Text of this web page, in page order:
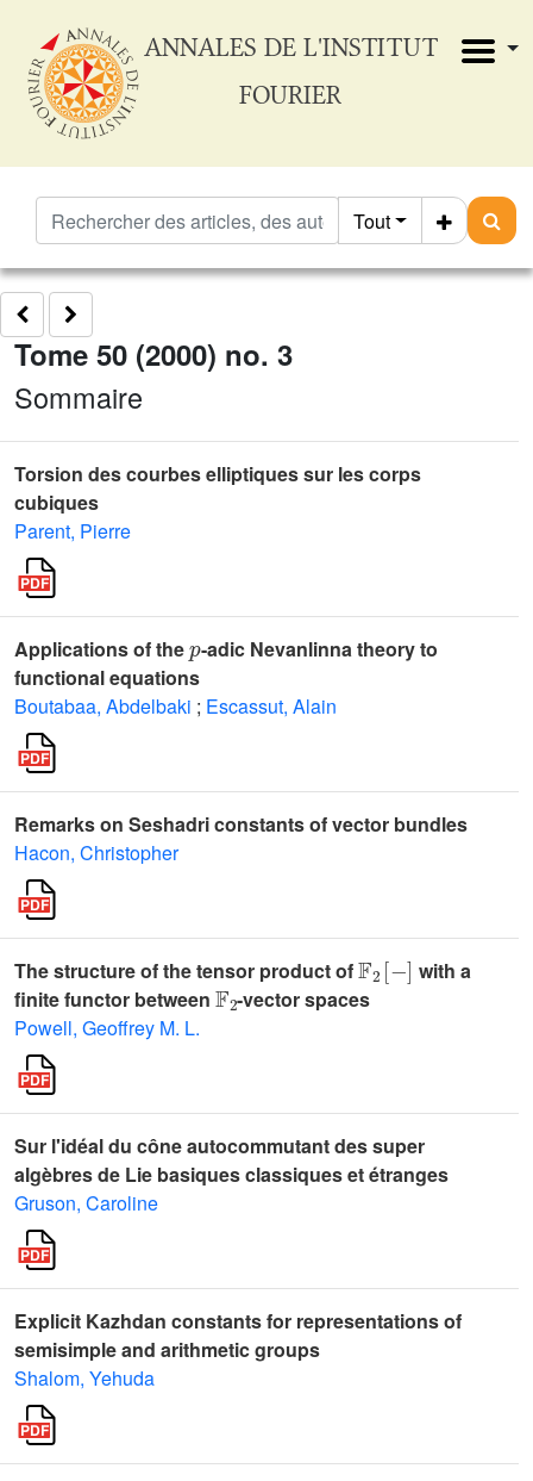
ANNALES DE L'INSTITUT
FOURIER
Tout
Tome 50 (2000) no. 3
Sommaire
Torsion des courbes elliptiques sur les corps
cubiques
Parent, Pierre
Applications of the -adic Nevanlinna theory to
functional equations
Boutabaa, Abdelbaki ; Escassut, Alain
Remarks on Seshadri constants of vector bundles
Hacon, Christopher
The structure of the tensor product of
2[ ]
with a
finite functor between
𝔽2
-vector spaces
Powell, Geoffrey M. L.
Sur l'idéal du cône autocommutant des super
algèbres de Lie basiques classiques et étranges
Gruson, Caroline
Explicit Kazhdan constants for representations of
semisimple and arithmetic groups
Shalom, Yehuda